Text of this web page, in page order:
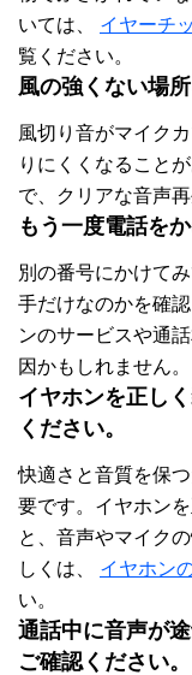
いては、 イヤーチ
覧ください。
風の強くない場
風切り音がマイク
りにくくなること
で、クリアな音声
もう一度電話を
別の番号にかけて
手だけなのかを確
ンのサービスや通
因かもしれません。
イヤホンを正し
ください。
快適さと音質を保
要です。イヤホン
と、音声やマイク
しくは、 イヤホン
い。
通話中に音声が
ご確認ください。